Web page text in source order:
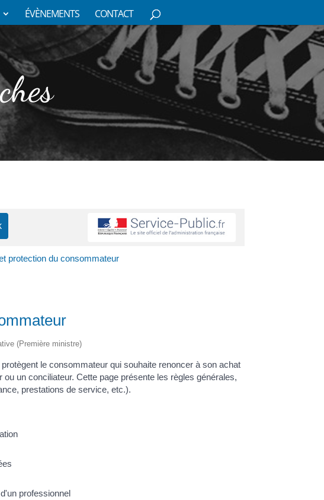
ÉVÈNEMENTS CONTACT
protection du consommateur
(Première ministre)
le consommateur qui souhaite renoncer à son achat
un conciliateur. Cette page présente les règles générales,
prestations de service, etc.).
professionnel